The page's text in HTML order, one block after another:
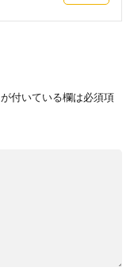
が付いている欄は必須項